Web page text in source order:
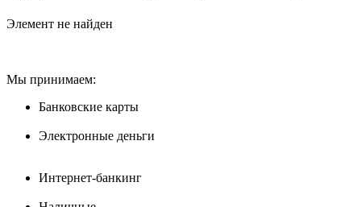
Элемент не найден
Мы принимаем:
Банковские карты
Электронные деньги
Интернет-банкинг